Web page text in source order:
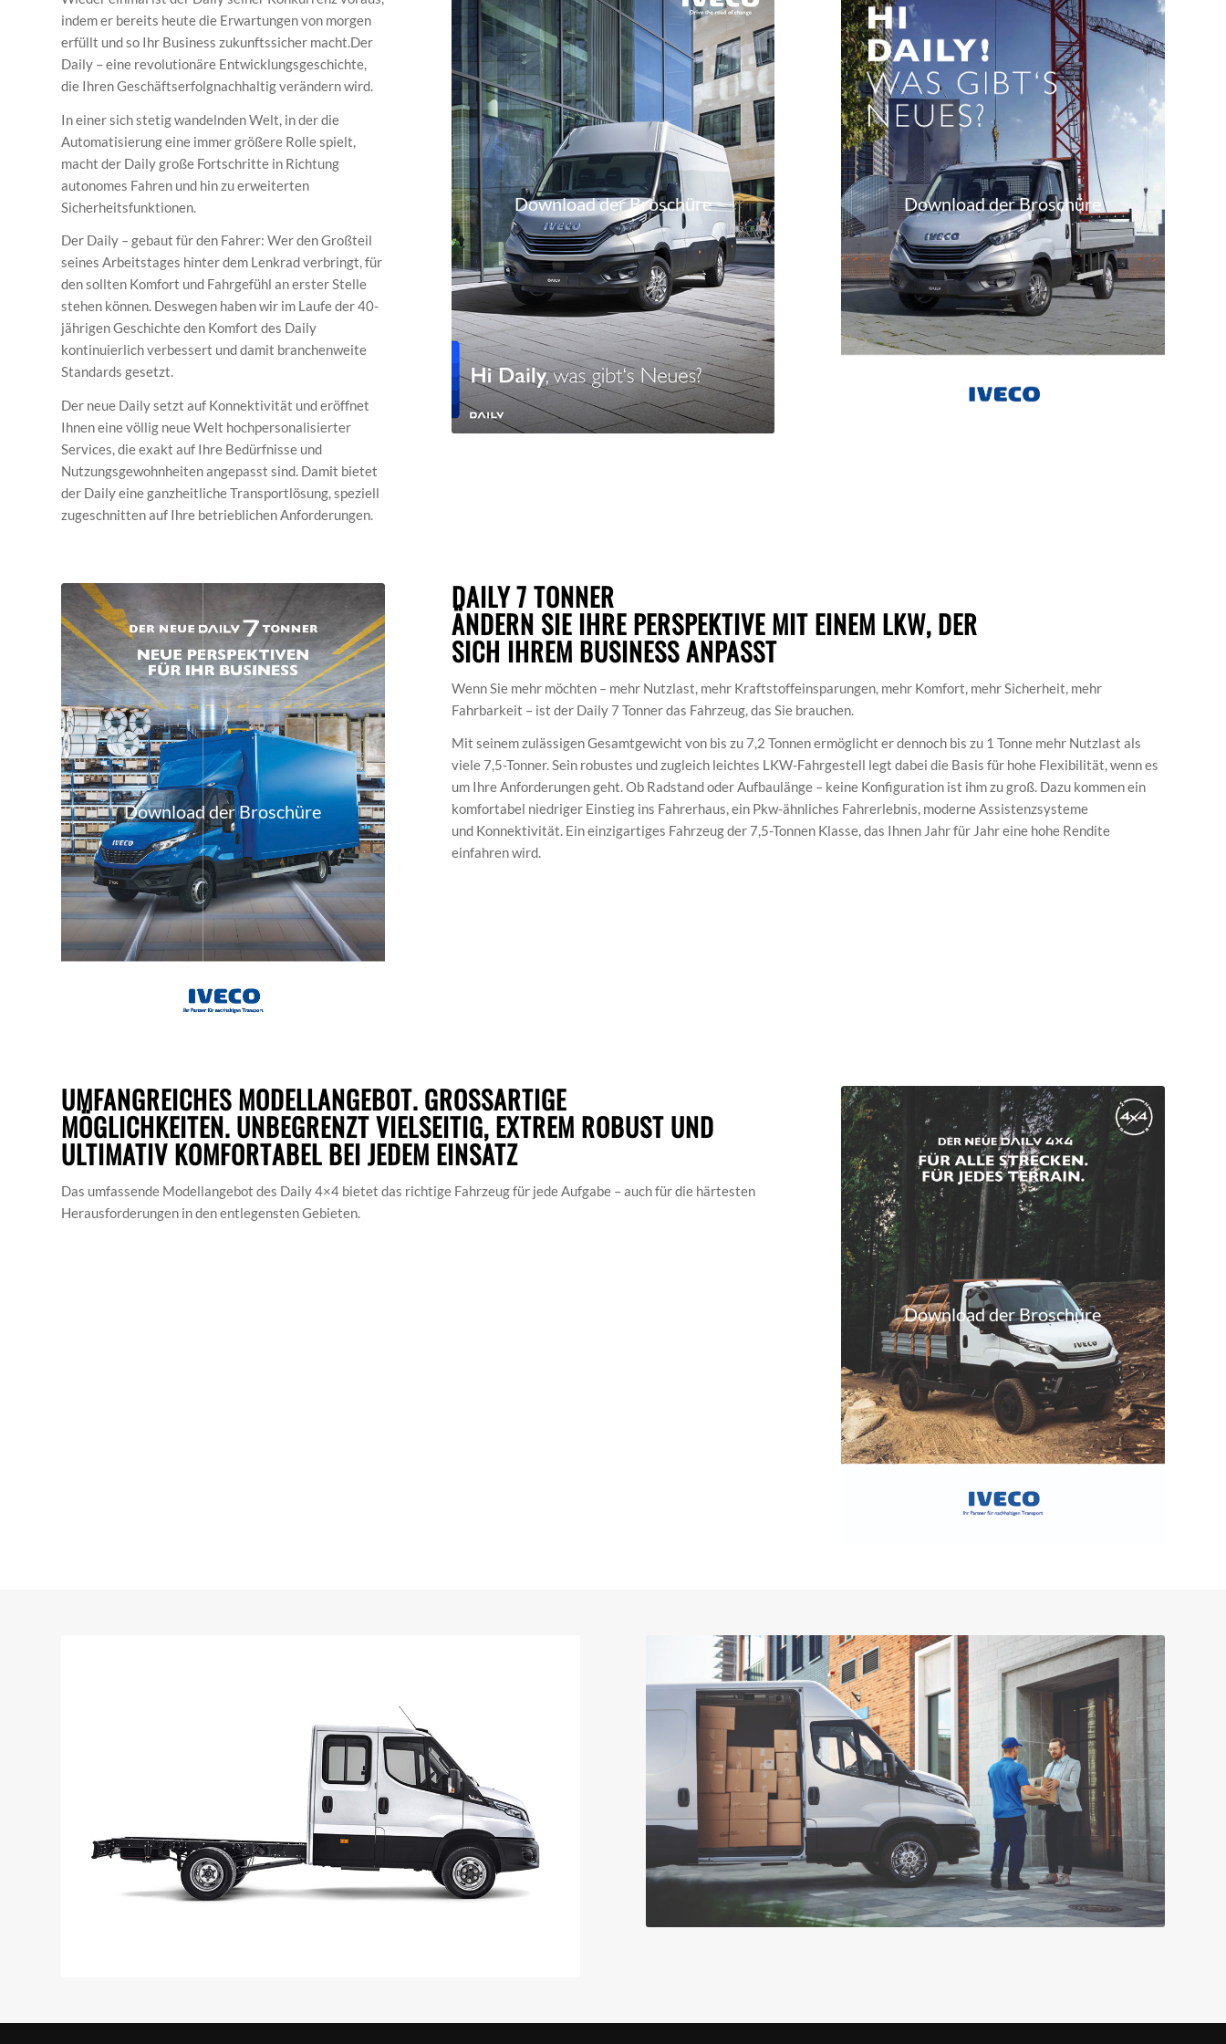
indem er bereits heute die Erwartungen von morgen
erfüllt und so Ihr Business zukunftssicher macht.Der
Daily – eine revolutionäre Entwicklungsgeschichte,
die Ihren Geschäftserfolgnachhaltig verändern wird.
In einer sich stetig wandelnden Welt, in der die
Automatisierung eine immer größere Rolle spielt,
macht der Daily große Fortschritte in Richtung
autonomes Fahren und hin zu erweiterten
Sicherheitsfunktionen.
Der Daily – gebaut für den Fahrer: Wer den Großteil
seines Arbeitstages hinter dem Lenkrad verbringt, für
den sollten Komfort und Fahrgefühl an erster Stelle
stehen können. Deswegen haben wir im Laufe der 40-
jährigen Geschichte den Komfort des Daily
kontinuierlich verbessert und damit branchenweite
Standards gesetzt.
Der neue Daily setzt auf Konnektivität und eröffnet
Ihnen eine völlig neue Welt hochpersonalisierter
Services, die exakt auf Ihre Bedürfnisse und
Nutzungsgewohnheiten angepasst sind. Damit bietet
der Daily eine ganzheitliche Transportlösung, speziell
zugeschnitten auf Ihre betrieblichen Anforderungen.
Download der Broschüre Download der Broschüre
Download der Broschüre
DAILY 7 TONNER
ÄNDERN SIE IHRE PERSPEKTIVE MIT EINEM LKW, DER
SICH IHREM BUSINESS ANPASST
Wenn Sie mehr möchten – mehr Nutzlast, mehr Kraftstoffeinsparungen, mehr Komfort, mehr Sicherheit, mehr
Fahrbarkeit – ist der Daily 7 Tonner das Fahrzeug, das Sie brauchen.
Mit seinem zulässigen Gesamtgewicht von bis zu 7,2 Tonnen ermöglicht er dennoch bis zu 1 Tonne mehr Nutzlast als
viele 7,5-Tonner. Sein robustes und zugleich leichtes LKW-Fahrgestell legt dabei die Basis für hohe Flexibilität, wenn es
um Ihre Anforderungen geht. Ob Radstand oder Aufbaulänge – keine Konfiguration ist ihm zu groß. Dazu kommen ein
komfortabel niedriger Einstieg ins Fahrerhaus, ein Pkw-ähnliches Fahrerlebnis, moderne Assistenzsysteme
und Konnektivität. Ein einzigartiges Fahrzeug der 7,5-Tonnen Klasse, das Ihnen Jahr für Jahr eine hohe Rendite
einfahren wird.
UMFANGREICHES MODELLANGEBOT. GROSSARTIGE
MÖGLICHKEITEN. UNBEGRENZT VIELSEITIG, EXTREM ROBUST UND
ULTIMATIV KOMFORTABEL BEI JEDEM EINSATZ
Das umfassende Modellangebot des Daily 4×4 bietet das richtige Fahrzeug für jede Aufgabe – auch für die härtesten
Herausforderungen in den entlegensten Gebieten.
Download der Broschüre